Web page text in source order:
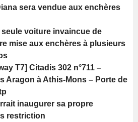
sera vendue aux enchères
seule voiture invaincue de
mise aux enchères à plusieurs
T7] Citadis 302 n°711 –
Aragon à Athis-Mons – Porte de
inaugurer sa propre
restriction